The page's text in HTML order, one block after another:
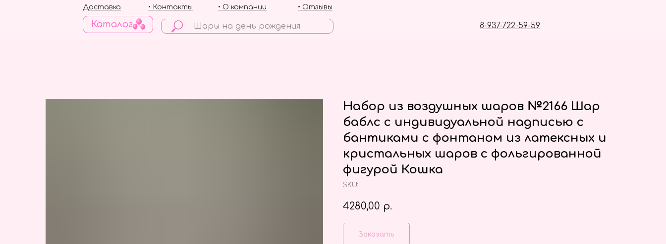
Каталог 8-937-722-59-59
• Отзывы
• О компании
• Контакты
Доставка
Набор из воздушных шаров №2166 Шар
баблс с индивидуальной надписью с
бантиками с фонтаном из латексных и
кристальных шаров с фольгированной
фигурой Кошка
SKU:
4280,00 р.
Заказать